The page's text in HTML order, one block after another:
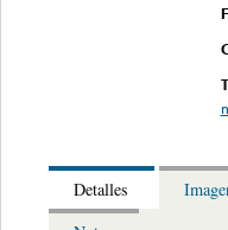
Detalles